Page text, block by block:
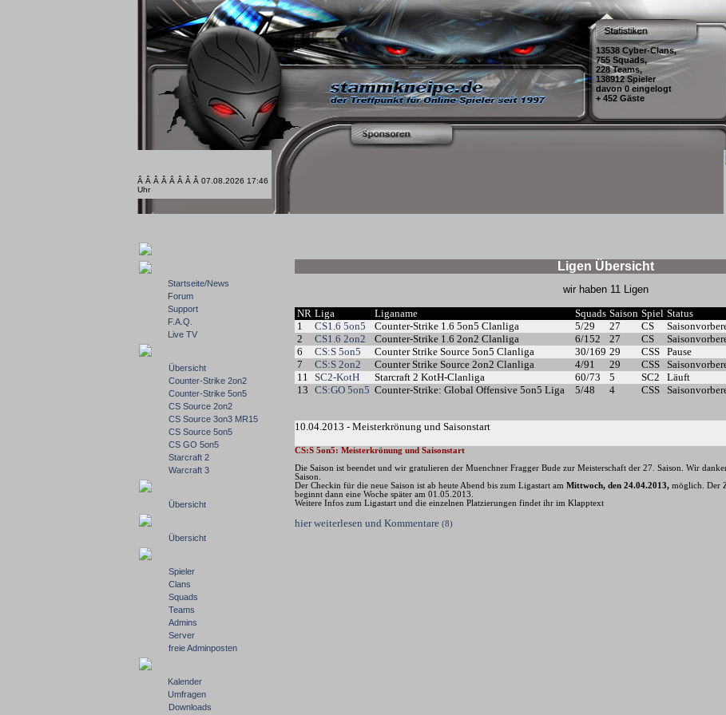
13538 Cyber-Clans,
755 Squads,
228 Teams,
138912 Spieler
davon 0 eingelogt
+ 452 Gäste
Â Â Â Â Â Â Â Â 07.08.2026 17:46
Uhr
Startseite/News
Forum
Support
F.A.Q.
Live TV
Übersicht
Counter-Strike 2on2
Counter-Strike 5on5
CS Source 2on2
CS Source 3on3 MR15
CS Source 5on5
CS GO 5on5
Starcraft 2
Warcraft 3
Übersicht
Übersicht
Spieler
Clans
Squads
Teams
Admins
Server
freie Adminposten
Kalender
Umfragen
Downloads
Ligen Übersicht
wir haben 11 Ligen
NR Liga Liganame Squads Saison Spiel Status
1
CS1.6 5on5 Counter-Strike 1.6 5on5 Clanliga 5/29 27 CS
2
CS1.6 2on2 Counter-Strike 1.6 2on2 Clanliga 6/152 27 CS
6
CS:S 5on5 Counter Strike Source 5on5 Clanliga 30/169 29 CSS Pause
7
CS:S 2on2 Counter Strike Source 2on2 Clanliga 4/91 29 CSS
11 SC2-KotH Starcraft 2 KotH-Clanliga 60/73 5 SC2 Läuft
13 CS:GO 5on5 Counter-Strike: Global Offensive 5on5 Liga 5/48 4 CSS
10.04.2013 - Meisterkrönung und Saisonstart
CS:S 5on5: Meisterkrönung und Saisonstart
Die Saison ist beendet und wir gratulieren der Muenchner Fragger Bude zur Meisterschaft der 27. Saison. Wir
Saison.
Der Checkin für die neue Saison ist ab heute Abend bis zum Ligastart am Mittwoch, den 24.04.2013, möglich. Der
beginnt dann eine Woche später am 01.05.2013.
Weitere Infos zum Ligastart und die einzelnen Platzierungen findet ihr im Klapptext
hier weiterlesen und Kommentare (8)